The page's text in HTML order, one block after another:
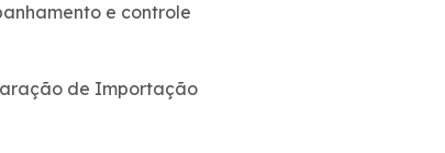
e controle
de Importação